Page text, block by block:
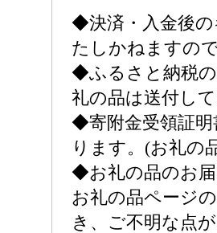
◆決済・入金後
たしかねますの
◆ふるさと納税
礼の品は送付し
◆寄附金受領証明
ります。(お礼の
◆お礼の品のお届
お礼の品ページ
き、ご不明な点